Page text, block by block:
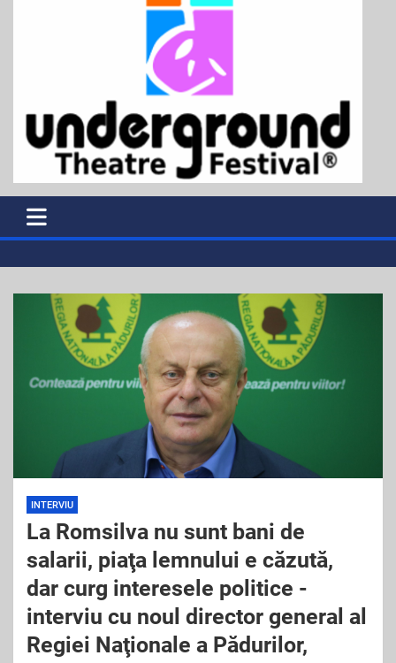
INTERVIU
La Romsilva nu sunt bani de
salarii, piaţa lemnului e căzută,
dar curg interesele politice -
interviu cu noul director general al
Regiei Naţionale a Pădurilor,